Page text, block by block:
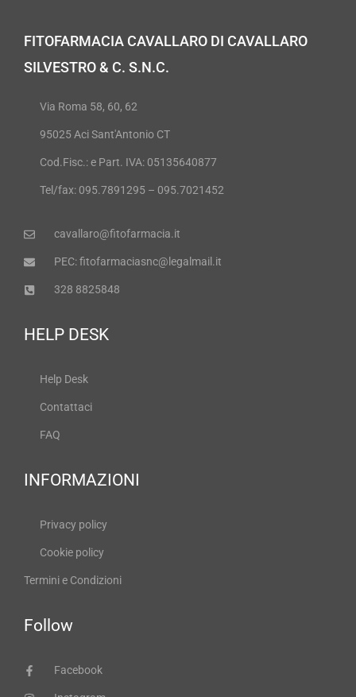
FITOFARMACIA CAVALLARO DI CAVALLARO
SILVESTRO & C. S.N.C.
Via Roma 58, 60, 62
95025 Aci Sant'Antonio CT
Cod.Fisc.: e Part. IVA: 05135640877
Tel/fax: 095.7891295 – 095.7021452
cavallaro@fitofarmacia.it
PEC: fitofarmaciasnc@legalmail.it
328 8825848
HELP DESK
Help Desk
Contattaci
FAQ
INFORMAZIONI
Privacy policy
Cookie policy
Termini e Condizioni
Follow
Facebook